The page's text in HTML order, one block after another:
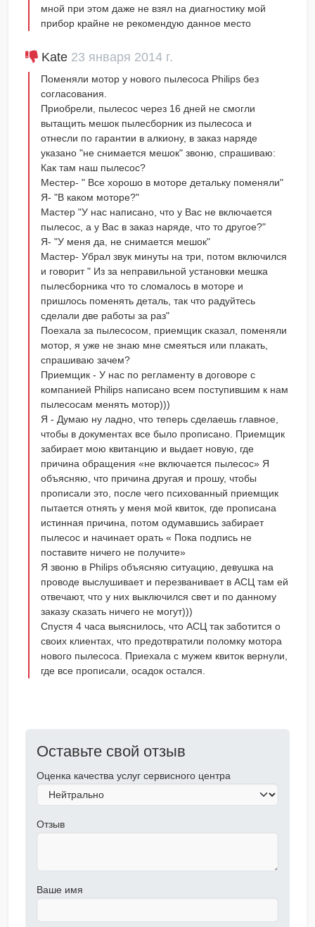
мной при этом даже не взял на диагностику мой
прибор крайне не рекомендую данное место
Kate 23 января 2014 г.
Поменяли мотор у нового пылесоса Philips без
согласования.
Приобрели, пылесос через 16 дней не смогли
вытащить мешок пылесборник из пылесоса и
отнесли по гарантии в алкиону, в заказ наряде
указано "не снимается мешок" звоню, спрашиваю:
Как там наш пылесос?
Местер- " Все хорошо в моторе детальку поменяли"
Я- "В каком моторе?"
Мастер "У нас написано, что у Вас не включается
пылесос, а у Вас в заказ наряде, что то другое?"
Я- "У меня да, не снимается мешок"
Мастер- Убрал звук минуты на три, потом включился
и говорит " Из за неправильной установки мешка
пылесборника что то сломалось в моторе и
пришлось поменять деталь, так что радуйтесь
сделали две работы за раз"
Поехала за пылесосом, приемщик сказал, поменяли
мотор, я уже не знаю мне смеяться или плакать,
спрашиваю зачем?
Приемщик - У нас по регламенту в договоре с
компанией Philips написано всем поступившим к нам
пылесосам менять мотор)))
Я - Думаю ну ладно, что теперь сделаешь главное,
чтобы в документах все было прописано. Приемщик
забирает мою квитанцию и выдает новую, где
причина обращения «не включается пылесос» Я
объясняю, что причина другая и прошу, чтобы
прописали это, после чего психованный приемщик
пытается отнять у меня мой квиток, где прописана
истинная причина, потом одумавшись забирает
пылесос и начинает орать « Пока подпись не
поставите ничего не получите»
Я звоню в Philips объясняю ситуацию, девушка на
проводе выслушивает и перезванивает в АСЦ там ей
отвечают, что у них выключился свет и по данному
заказу сказать ничего не могут)))
Спустя 4 часа выяснилось, что АСЦ так заботится о
своих клиентах, что предотвратили поломку мотора
нового пылесоса. Приехала с мужем квиток вернули,
где все прописали, осадок остался.
Оставьте свой отзыв
Оценка качества услуг сервисного центра
Отзыв
Ваше имя